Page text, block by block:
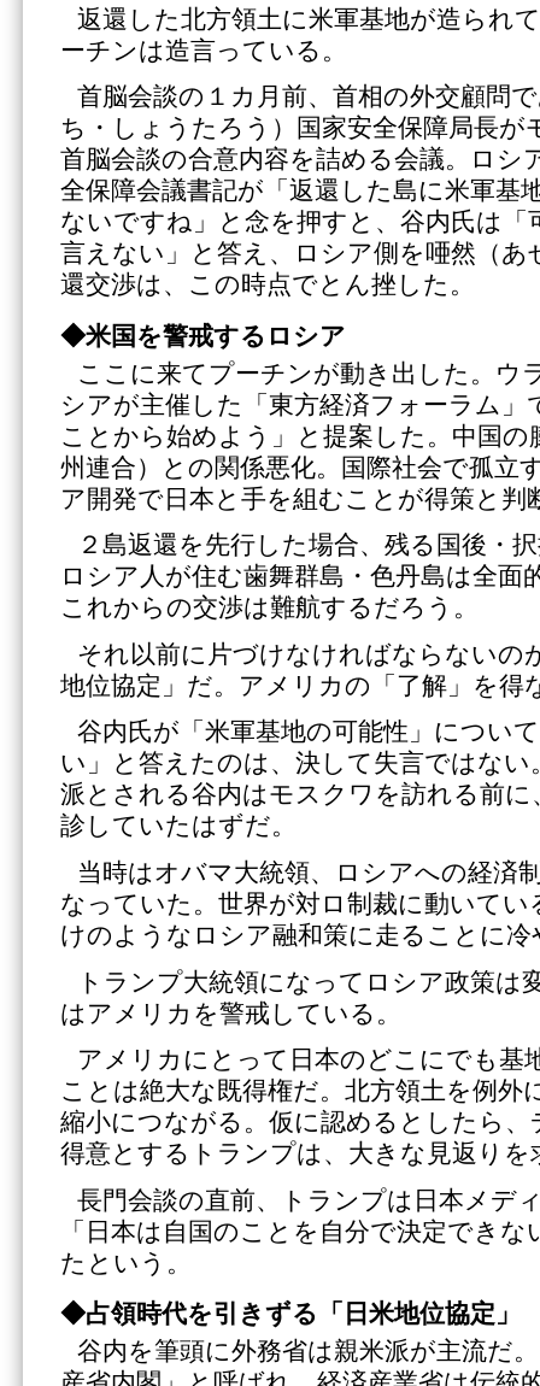
返還した北方領土に米軍基地が造られ
ーチンは造言っている。
首脳会談の１カ月前、首相の外交顧問
ち・しょうたろう）国家安全保障局長が
首脳会談の合意内容を詰める会議。ロシ
全保障会議書記が「返還した島に米軍基
ないですね」と念を押すと、谷内氏は「
言えない」と答え、ロシア側を唖然（あ
還交渉は、この時点でとん挫した。
◆米国を警戒するロシア
ここに来てプーチンが動き出した。ウ
シアが主催した「東方経済フォーラム」
ことから始めよう」と提案した。中国の
州連合）との関係悪化。国際社会で孤立
ア開発で日本と手を組むことが得策と判
２島返還を先行した場合、残る国後・
ロシア人が住む歯舞群島・色丹島は全面
これからの交渉は難航するだろう。
それ以前に片づけなければならないの
地位協定」だ。アメリカの「了解」を得
谷内氏が「米軍基地の可能性」につい
い」と答えたのは、決して失言ではない
派とされる谷内はモスクワを訪れる前に
診していたはずだ。
当時はオバマ大統領、ロシアへの経済
なっていた。世界が対ロ制裁に動いてい
けのようなロシア融和策に走ることに
トランプ大統領になってロシア政策は
はアメリカを警戒している。
アメリカにとって日本のどこにでも基
ことは絶大な既得権だ。北方領土を例外
縮小につながる。仮に認めるとしたら、
得意とするトランプは、大きな見返り
長門会談の直前、トランプは日本メデ
「日本は自国のことを自分で決定でき
たという。
◆占領時代を引きずる「日米地位協定」
谷内を筆頭に外務省は親米派が主流だ